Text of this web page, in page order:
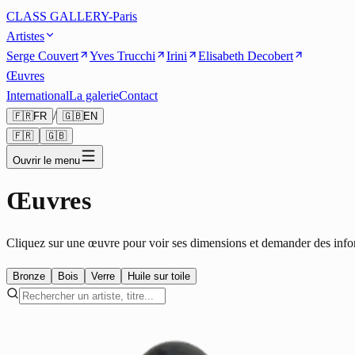
CLASS GALLERY-Paris
Artistes
Serge Couvert
Yves Trucchi Irini
Elisabeth Decobert
Œuvres
InternationalLa galerieContact
🇫🇷FR / 🇬🇧EN
🇫🇷
🇬🇧
Ouvrir le menu
Œuvres
Cliquez sur une œuvre pour voir ses dimensions et demander des
Bronze Bois Verre Huile sur toile